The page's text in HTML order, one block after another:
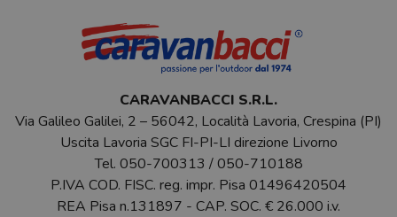
CARAVANBACCI S.R.L.
Via Galileo Galilei, 2 – 56042, Località Lavoria, Crespina (PI)
Uscita Lavoria SGC FI-PI-LI direzione Livorno
Tel. 050-700313 /050-710188
P.IVA COD. FISC. reg. impr. Pisa 01496420504
REA Pisa n.131897 - CAP. SOC. € 26.000 i.v.